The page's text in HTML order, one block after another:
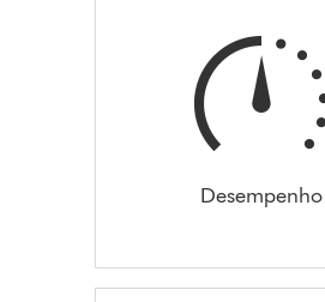
Desempenho